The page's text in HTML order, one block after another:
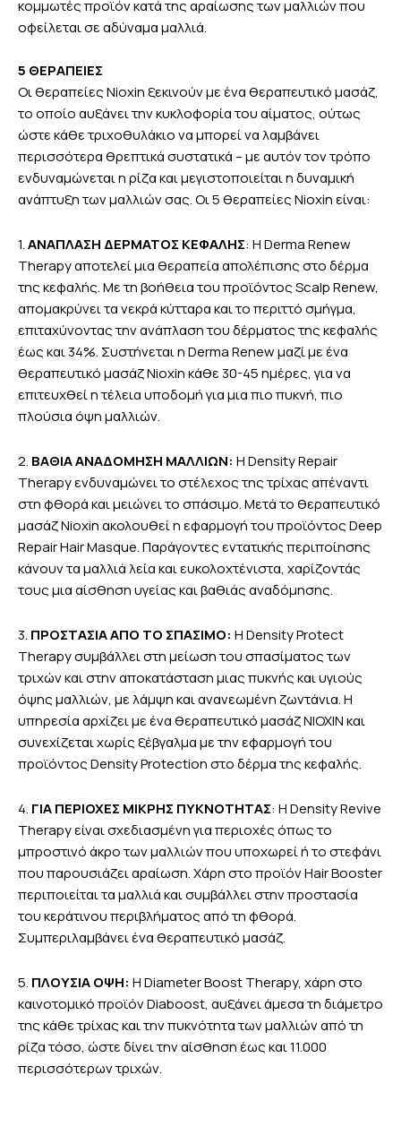
κομμωτές προϊόν κατά της αραίωσης των μαλλιών που
οφείλεται σε αδύναμα μαλλιά.
5 ΘΕΡΑΠΕΙΕΣ
Οι θεραπείες Nioxin ξεκινούν με ένα θεραπευτικό μασάζ,
το οποίο αυξάνει την κυκλοφορία του αίματος, ούτως
ώστε κάθε τριχοθυλάκιο να μπορεί να λαμβάνει
περισσότερα θρεπτικά συστατικά – με αυτόν τον τρόπο
ενδυναμώνεται η ρίζα και μεγιστοποιείται η δυναμική
ανάπτυξη των μαλλιών σας. Οι 5 θεραπείες Nioxin είναι:
1.ΑΝΑΠΛΑΣΗ ΔΕΡΜΑΤΟΣ ΚΕΦΑΛΗΣ: Η Derma Renew
Therapy αποτελεί μια θεραπεία απολέπισης στο δέρμα
της κεφαλής. Με τη βοήθεια του προϊόντος Scalp Renew,
απομακρύνει τα νεκρά κύτταρα και το περιττό σμήγμα,
επιταχύνοντας την ανάπλαση του δέρματος της κεφαλής
έως και 34%. Συστήνεται η Derma Renew μαζί με ένα
θεραπευτικό μασάζ Nioxin κάθε 30-45 ημέρες, για να
επιτευχθεί η τέλεια υποδομή για μια πιο πυκνή, πιο
πλούσια όψη μαλλιών.
2. ΒΑΘIΑ ΑΝΑΔΟΜΗΣH ΜΑΛΛIΩΝ: Η Density Repair
Therapy ενδυναμώνει το στέλεχος της τρίχας απέναντι
στη φθορά και μειώνει το σπάσιμο. Μετά το θεραπευτικό
μασάζ Nioxin ακολουθεί η εφαρμογή του προϊόντος Deep
Repair Hair Masque. Παράγοντες εντατικής περιποίησης
κάνουν τα μαλλιά λεία και ευκολοχτένιστα, χαρίζοντάς
τους μια αίσθηση υγείας και βαθιάς αναδόμησης.
3. ΠΡΟΣΤΑΣΙΑ ΑΠΟ ΤΟ ΣΠΑΣΙΜΟ: Η Density Protect
Therapy συμβάλλει στη μείωση του σπασίματος των
τριχών και στην αποκατάσταση μιας πυκνής και υγιούς
όψης μαλλιών, με λάμψη και ανανεωμένη ζωντάνια. Η
υπηρεσία αρχίζει με ένα θεραπευτικό μασάζ NIOXIN και
συνεχίζεται χωρίς ξέβγαλμα με την εφαρμογή του
προϊόντος Density Protection στο δέρμα της κεφαλής.
4. ΓΙΑ ΠΕΡΙΟΧΕΣ ΜΙΚΡΗΣ ΠΥΚΝΟΤΗΤΑΣ: Η Density Revive
Therapy είναι σχεδιασμένη για περιοχές όπως το
μπροστινό άκρο των μαλλιών που υποχωρεί ή το στεφάνι
που παρουσιάζει αραίωση. Χάρη στο προϊόν Hair Booster
περιποιείται τα μαλλιά και συμβάλλει στην προστασία
του κεράτινου περιβλήματος από τη φθορά.
Συμπεριλαμβάνει ένα θεραπευτικό μασάζ.
5. ΠΛΟΥΣΙΑ ΟΨΗ: Η Diameter Boost Therapy, χάρη στο
καινοτομικό προϊόν Diaboost, αυξάνει άμεσα τη διάμετρο
της κάθε τρίχας και την πυκνότητα των μαλλιών από τη
ρίζα τόσο, ώστε δίνει την αίσθηση έως και 11.000
περισσότερων τριχών.